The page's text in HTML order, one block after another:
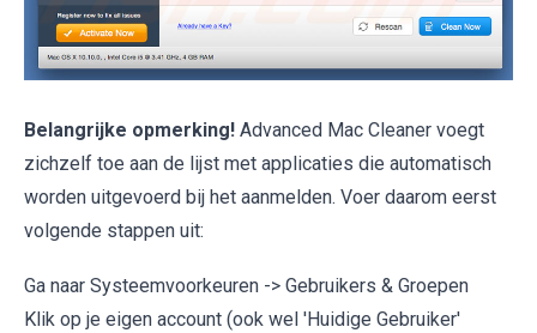
Belangrijke opmerking! Advanced Mac Cleaner voegt
zichzelf toe aan de lijst met applicaties die automatisch
worden uitgevoerd bij het aanmelden. Voer daarom eerst
volgende stappen uit:
Ga naar Systeemvoorkeuren -> Gebruikers & Groepen
Klik op je eigen account (ook wel 'Huidige Gebruiker'